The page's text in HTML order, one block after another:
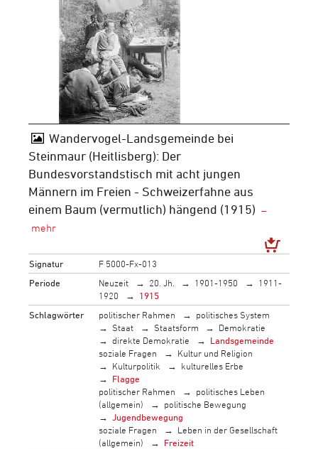
Wandervogel-Landsgemeinde bei
Steinmaur (Heitlisberg): Der
Bundesvorstandstisch mit acht jungen
Männern im Freien - Schweizerfahne aus
einem Baum (vermutlich) hängend (1915)
Signatur
F 5000-Fx-013
Periode
Neuzeit 20. Jh. 1901-1950
1911-
1920
1915
Schlagwörter
politischer Rahmen
politisches System
Staat
Staatsform
Demokratie
direkte Demokratie
Landsgemeinde
soziale Fragen
Kultur und Religion
Kulturpolitik
kulturelles Erbe
Flagge
politischer Rahmen
politisches Leben
(allgemein)
politische Bewegung
Jugendbewegung
soziale Fragen
Leben in der Gesellschaft
(allgemein)
Freizeit